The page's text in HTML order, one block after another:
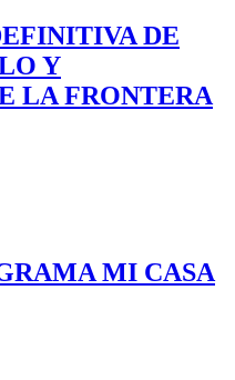
DE
Y
LA FRONTERA
MI CASA